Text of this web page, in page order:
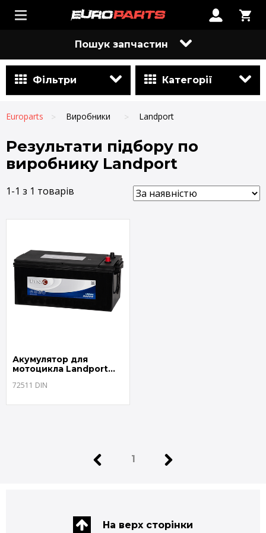
Пошук запчастин
Фільтри Категорії
Europarts Виробники Landport
Результати підбору по
виробнику Landport
1-1 з 1 товарів
Акумулятор для
мотоцикла Landport
72511 DIN
1
На верх сторінки